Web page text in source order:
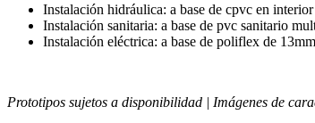
Instalación hidráulica: a base de cpvc en
Instalación sanitaria: a base de pvc sanitario
Instalación eléctrica: a base de poliflex de
Prototipos sujetos a disponibilidad | Imágenes de